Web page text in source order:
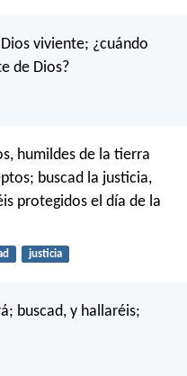
viviente; ¿cuándo
de Dios?
humildes de la tierra
buscad la justicia,
protegidos el día de la
justicia
buscad, y hallaréis;